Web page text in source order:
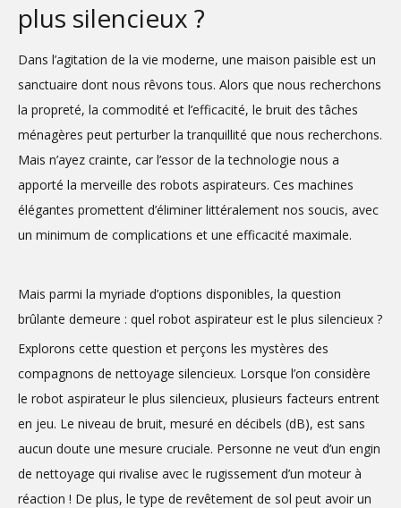
plus silencieux ?
Dans l’agitation de la vie moderne, une maison paisible est un
sanctuaire dont nous rêvons tous. Alors que nous recherchons
la propreté, la commodité et l’efficacité, le bruit des tâches
ménagères peut perturber la tranquillité que nous recherchons.
Mais n’ayez crainte, car l’essor de la technologie nous a
apporté la merveille des robots aspirateurs. Ces machines
élégantes promettent d’éliminer littéralement nos soucis, avec
un minimum de complications et une efficacité maximale.
Mais parmi la myriade d’options disponibles, la question
brûlante demeure : quel robot aspirateur est le plus silencieux ?
Explorons cette question et perçons les mystères des
compagnons de nettoyage silencieux. Lorsque l’on considère
le robot aspirateur le plus silencieux, plusieurs facteurs entrent
en jeu. Le niveau de bruit, mesuré en décibels (dB), est sans
aucun doute une mesure cruciale. Personne ne veut d’un engin
de nettoyage qui rivalise avec le rugissement d’un moteur à
réaction ! De plus, le type de revêtement de sol peut avoir un